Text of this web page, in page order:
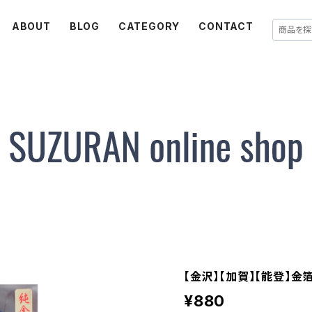
ABOUT BLOG CATEGORY CONTACT
【金沢】【加賀】【能登】金
¥880